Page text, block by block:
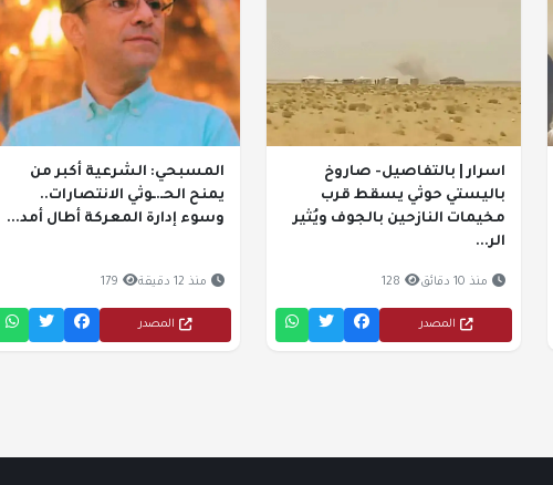
اسرار | بالتفاصيل- صاروخ
باليستي حوثي يسقط قرب
مخيمات النازحين بالجوف ويُثير
الر...
منذ 10 دقائق 128
المصدر
المسبحي: الشرعية أكبر من
يمنح الحـ.ـوثي الانتصارات..
وسوء إدارة المعركة أطال أمد...
منذ 12 دقيقة 179
المصدر